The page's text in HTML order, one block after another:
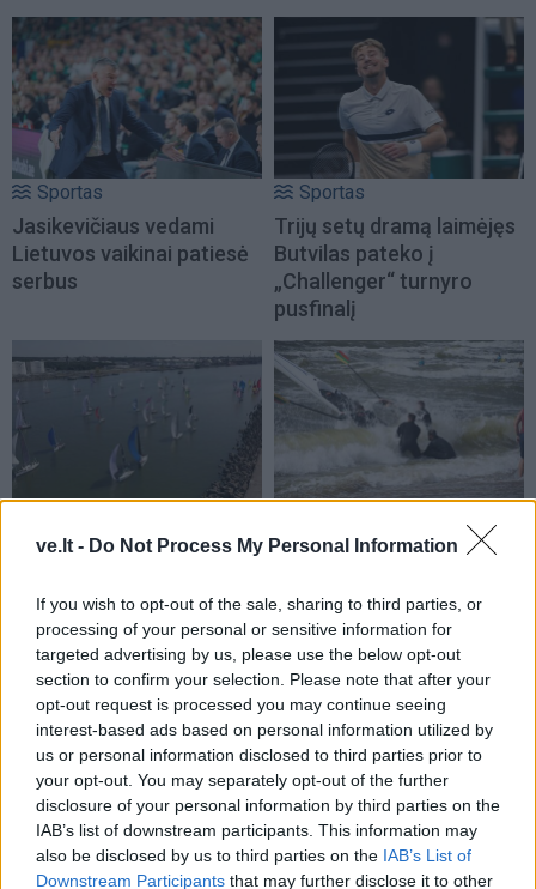
ve.lt - Do Not Process My Personal Information
If you wish to opt-out of the sale, sharing to third parties, or
processing of your personal or sensitive information for
targeted advertising by us, please use the below opt-out
section to confirm your selection. Please note that after your
opt-out request is processed you may continue seeing
interest-based ads based on personal information utilized by
us or personal information disclosed to third parties prior to
your opt-out. You may separately opt-out of the further
disclosure of your personal information by third parties on the
IAB’s list of downstream participants. This information may
also be disclosed by us to third parties on the IAB’s List of
Downstream Participants that may further disclose it to other
Sportas
Jasikevičiaus vedami
Lietuvos vaikinai patiesė
serbus
Sportas
Trijų setų dramą laimėjęs
Butvilas pateko į
„Challenger“ turnyro
pusfinalį
Klaipėda savaitei taps
sostine(1)
Savaitgalį Klaipėdoje -
virs penkiose skirtingose
miesto vietose
Sportas
Rimas Kurtinaitis
Sportas
Į Palangą atkeliavo